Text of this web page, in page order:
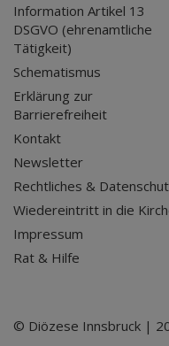
Information Artikel 13
DSGVO (ehrenamtliche
Tätigkeit)
Schematismus
Erklärung zur
Barrierefreiheit
Kontakt
Newsletter
Rechtliches &
Wiedereintritt in die
Impressum
Rat & Hilfe
© Diözese Innsbruck |